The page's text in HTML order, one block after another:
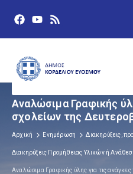
Αναλώσιμα Γραφικής
σχολείων της
Αρχική Ενημέρωση Διακηρύξεις,
Διακηρύξεις Προμήθειας Υλικών ή
Αναλώσιμα Γραφικής ύλης για τις